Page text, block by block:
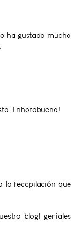
ha gustado mucho
Enhorabuena!
la recopilación que
blog! geniales